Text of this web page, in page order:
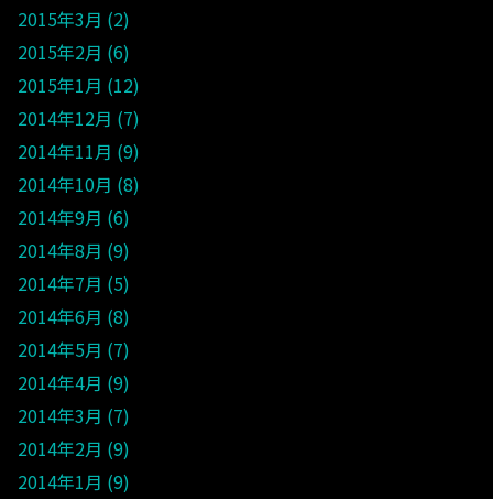
2015年3月 2
2015年2月 6
2015年1月 12
2014年12月 7
2014年11月 9
2014年10月 8
2014年9月 6
2014年8月 9
2014年7月 5
2014年6月 8
2014年5月 7
2014年4月 9
2014年3月 7
2014年2月 9
2014年1月 9